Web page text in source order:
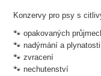
Konzervy pro psy s
🐾 opakovaných
🐾 nadýmání a plynatosti
🐾 zvracení
🐾 nechutenství